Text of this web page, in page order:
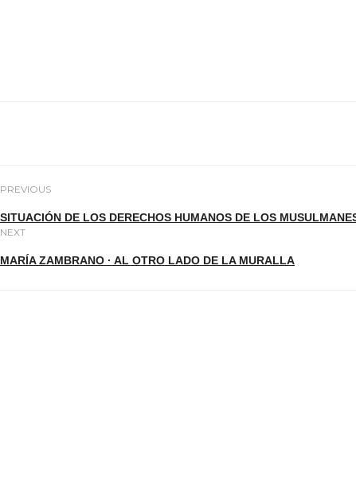
PREVIOUS
SITUACIÓN DE LOS DERECHOS HUMANOS DE LOS
NEXT
MARÍA ZAMBRANO · AL OTRO LADO DE LA MURALLA